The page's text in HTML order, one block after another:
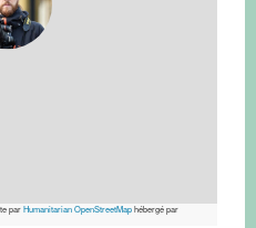
parHumanitarian OpenStreetMaphébergé par